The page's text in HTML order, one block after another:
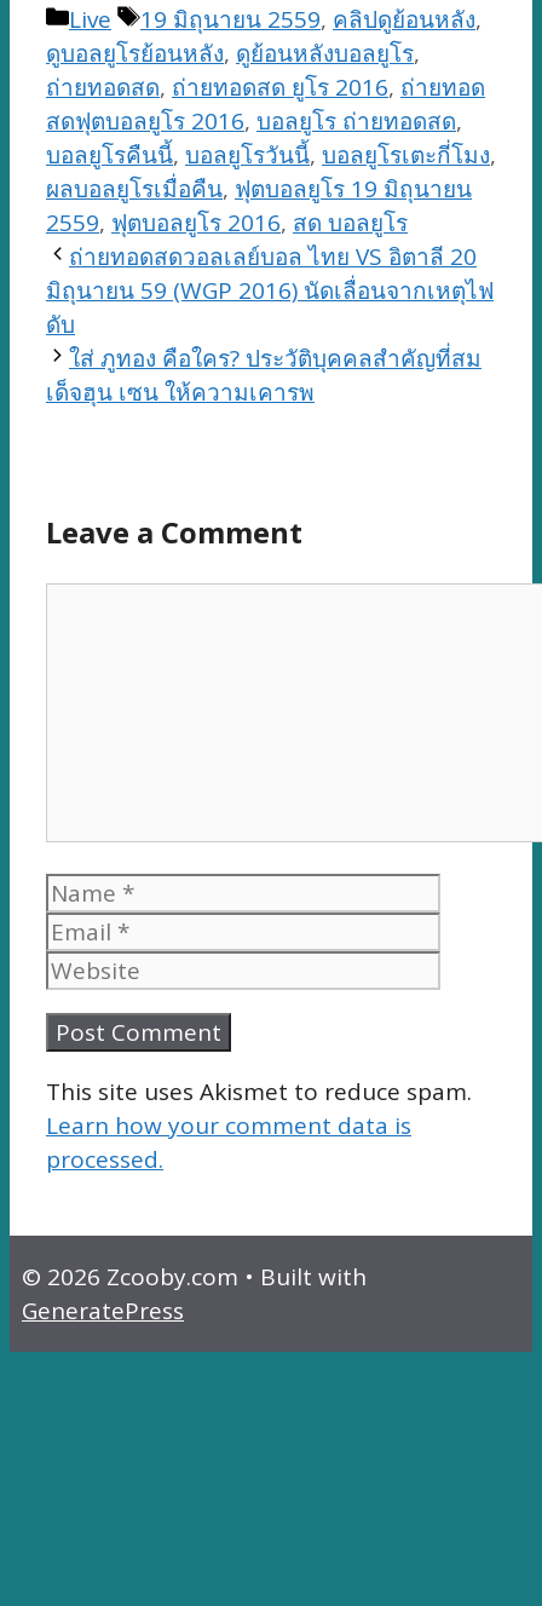
Categories
Live Tags
19 มิถุนายน 2559, คลิปดูย้อนหลัง,
ดูบอลยูโรย้อนหลัง, ดูย้อนหลังบอลยูโร,
ถ่ายทอดสด, ถ่ายทอดสด ยูโร 2016, ถ่ายทอด
สดฟุตบอลยูโร 2016, บอลยูโร ถ่ายทอดสด,
บอลยูโรคืนนี้, บอลยูโรวันนี้, บอลยูโรเตะกี่โมง,
ผลบอลยูโรเมื่อคืน, ฟุตบอลยูโร 19 มิถุนายน
2559, ฟุตบอลยูโร 2016, สด บอลยูโร
ถ่ายทอดสดวอลเลย์บอล ไทย VS อิตาลี 20
มิถุนายน 59 (WGP 2016) นัดเลื่อนจากเหตุไฟ
ดับ
ใส่ ภูทอง คือใคร? ประวัติบุคคลสำคัญที่สม
เด็จฮุน เซน ให้ความเคารพ
Leave a Comment
Name
This site uses Akismet to reduce spam.
Learn how your comment data is
processed.
© 2026 Zcooby.com • Built with
GeneratePress